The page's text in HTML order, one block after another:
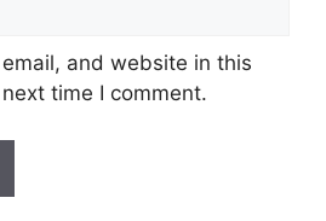
and website in this
time I comment.